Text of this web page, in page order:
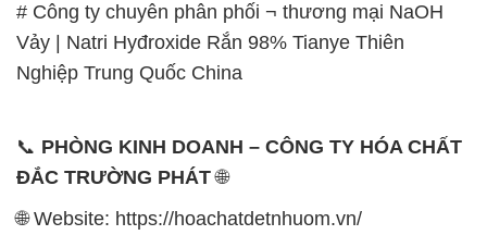
# Công ty chuyên phân phối ¬ thương mại NaOH
Vảy | Natri Hyđroxide Rắn 98% Tianye Thiên
Nghiệp Trung Quốc China
📞 PHÒNG KINH DOANH – CÔNG TY HÓA CHẤT
ĐẮC TRƯỜNG PHÁT🌐
🌐 Website: https://hoachatdetnhuom.vn/